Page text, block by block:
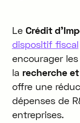
Le Crédit
dispositif fiscal
encourager
la recherche
offre une
dépenses de
entreprises.